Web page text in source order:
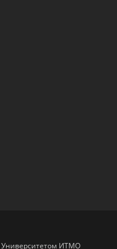
Университетом ИТМО